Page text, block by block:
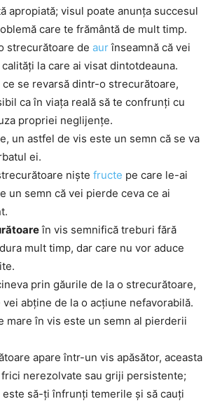
apropiată; visul poate anunța succesul
care te frământă de mult timp.
strecurătoare de aurînseamnă că vei
la care ai visat dintotdeauna.
ce se revarsă dintr-o strecurătoare,
ca în viața reală să te confrunți cu
propriei neglijențe.
un astfel de vis este un semn că se va
ei.
niște fructe pe care le-ai
un semn că vei pierde ceva ce ai
în vis semnifică treburi fără
mult timp, dar care nu vor aduce
prin găurile de la o strecurătoare,
vei abține de la o acțiune nefavorabilă.
mare în vis este un semn al pierderii
apare într-un vis apăsător, aceasta
frici nerezolvate sau griji persistente;
să-ți înfrunți temerile și să cauți